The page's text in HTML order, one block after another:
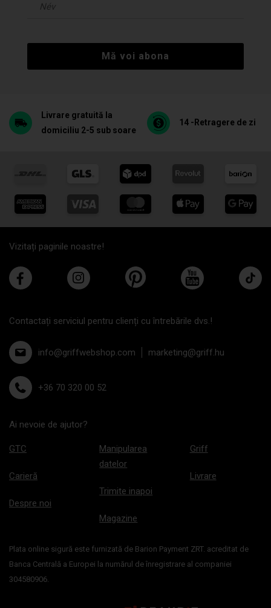
Mă voi abona
Livrare gratuită la
domiciliu 2-5 sub soare
14 -Retragere de zi
Vizitați paginile noastre!
Contactați serviciul pentru clienți cu întrebările dvs.!
info@griffwebshop.com marketing@griff.hu
+36 70 320 00 52
Ai nevoie de ajutor?
GTC
Carieră
Despre noi
Manipularea
datelor
Trimite inapoi
Magazine
Griff
Livrare
Plata online sigură este furnizată de Barion Payment ZRT. acreditat de
Banca Centrală a Europei la numărul de înregistrare al companiei
304580906.